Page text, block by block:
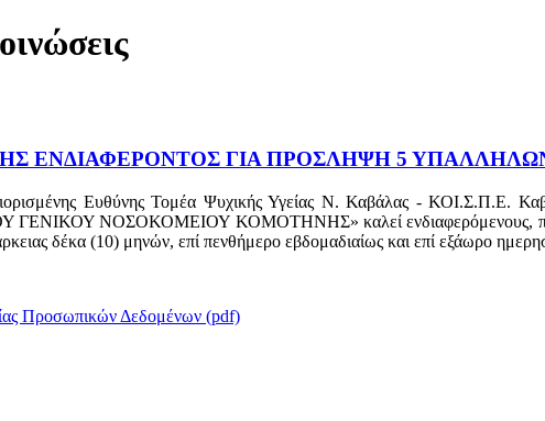
ΕΝΔΙΑΦΕΡΟΝΤΟΣ ΓΙΑ ΠΡΟΣΛΗΨΗ 5
Ευθύνης Τομέα Ψυχικής Υγείας Ν. Καβάλας -
ΝΟΣΟΚΟΜΕΙΟΥ ΚΟΜΟΤΗΝΗΣ» καλεί ενδιαφερόμενους, προς
δέκα (10) μηνών, επί πενθήμερο εβδομαδιαίως και επί εξάωρο
Προσωπικών Δεδομένων (pdf)